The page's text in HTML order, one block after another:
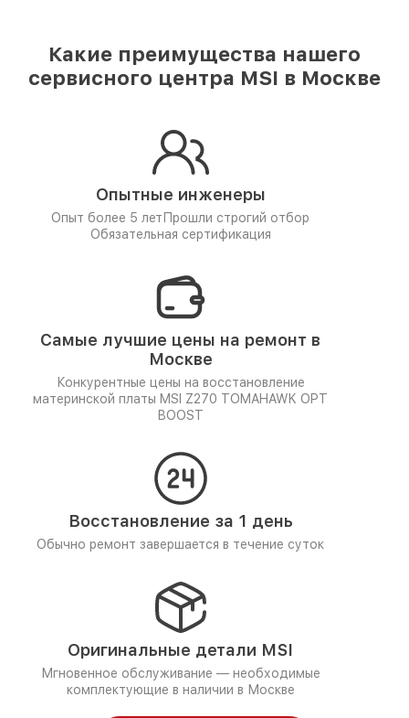
Какие преимущества нашего
сервисного центра MSI в Москве
Опытные инженеры
Опыт более 5 лет Прошли строгий отбор
Обязательная сертификация
Самые лучшие цены на ремонт в
Москве
Конкурентные цены на восстановление
материнской платы MSI Z270 TOMAHAWK OPT
BOOST
Восстановление за 1 день
Обычно ремонт завершается в течение суток
Оригинальные детали MSI
Мгновенное обслуживание — необходимые
комплектующие в наличии в Москве